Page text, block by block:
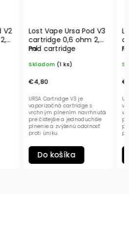
Lost Vape Ursa Pod V3
cartridge 0,6 ohm 2,5
Pod cartridge
Skladom (1 ks)
€4,80
Do košíka
URSA Cartridge V3 je
vaporizačná cartridge s
vrchným plnením navrhnutá
pre čistejšie a jednoduchšie
plnenie a zvýšenú odolnosť
proti úniku.
Lost
Pod
€4,80
URSA
pre
proti